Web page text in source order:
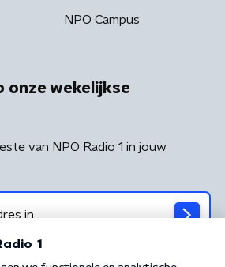
NPO Campus
onze wekelijkse
van NPO Radio 1 in jouw